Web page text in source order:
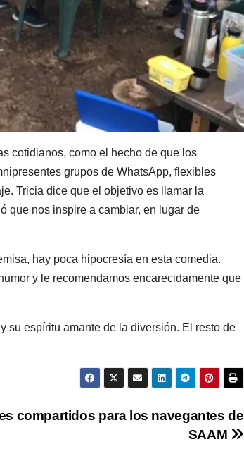
cotidianos, como el hecho de que los
grupos de WhatsApp, flexibles
Tricia dice que el objetivo es llamar la
que nos inspire a cambiar, en lugar de
hay poca hipocresía en esta comedia.
y le recomendamos encarecidamente que
su espíritu amante de la diversión. El resto de
compartidos para los navegantes de
SAAM